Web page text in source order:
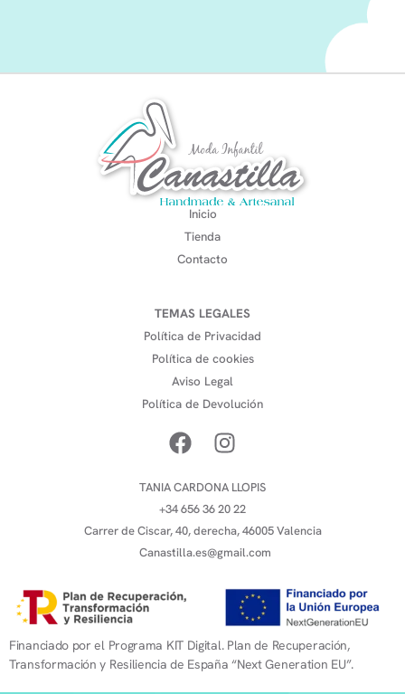
Inicio
Tienda
Contacto
TEMAS LEGALES
Política de Privacidad
Política de cookies
Aviso Legal
Política de Devolución
TANIA CARDONA LLOPIS
+34 656 36 20 22
Carrer de Ciscar, 40, derecha, 46005 Valencia
Canastilla.es@gmail.com
Financiado por el Programa KIT Digital. Plan de Recuperación,
Transformación y Resiliencia de España “Next Generation EU”.